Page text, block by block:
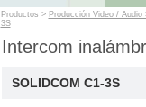
Productos > Producción Video / Audio
3S
Intercom
SOLIDCOM C1-3S